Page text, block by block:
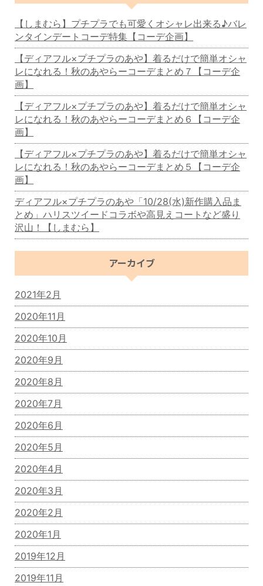
【しまむら】プチプラでも可愛くオシャレ出来る♪バレ
ンタインデートコーデ特集【コーデ企画】
【ディアフル×プチプラのあや】着るだけで簡単オシャ
レになれる！秋のあやらーコーデまとめ７【コーデ企
画】
【ディアフル×プチプラのあや】着るだけで簡単オシャ
レになれる！秋のあやらーコーデまとめ６【コーデ企
画】
【ディアフル×プチプラのあや】着るだけで簡単オシャ
レになれる！秋のあやらーコーデまとめ５【コーデ企
画】
ディアフル×プチプラのあや「10/28(水)新作購入品ま
とめ」ハリスツイードコラボや高見えコートなど盛り
沢山！【しまむら】
アーカイブ
2021年2月
2020年11月
2020年10月
2020年9月
2020年8月
2020年7月
2020年6月
2020年5月
2020年4月
2020年3月
2020年2月
2020年1月
2019年12月
2019年11月